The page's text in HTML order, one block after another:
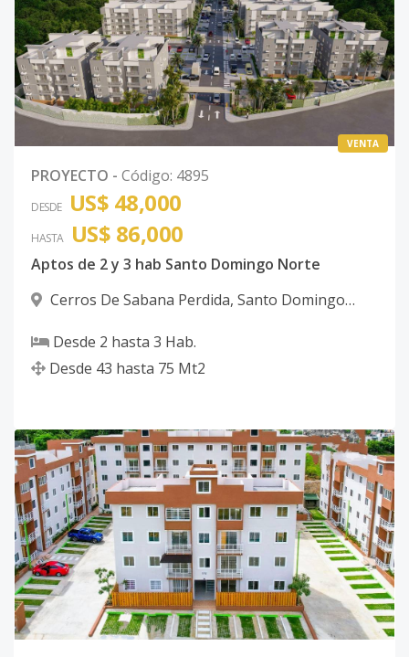
VENTA
PROYECTO - Código: 4895
DESDE US$ 48,000
HASTA US$ 86,000
Aptos de 2 y 3 hab Santo Domingo Norte
Cerros De Sabana Perdida, Santo Domingo
Desde 2 hasta 3 Hab.
Desde 43 hasta 75 Mt2